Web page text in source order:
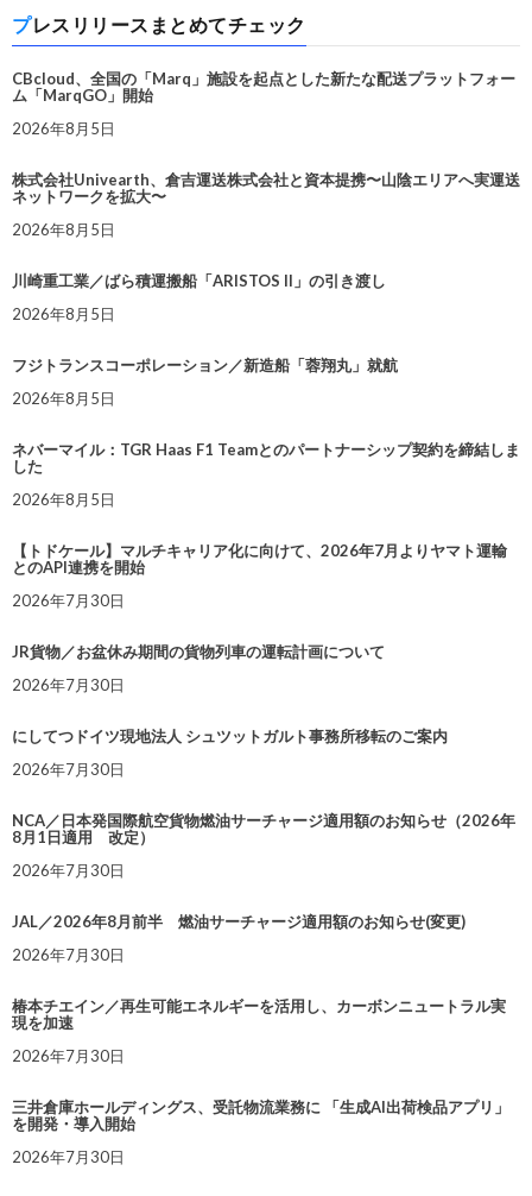
プレスリリースまとめてチェック
CBcloud、全国の「Marq」施設を起点とした新たな配送プラットフォー
ム「MarqGO」開始
2026年8月5日
株式会社Univearth、倉吉運送株式会社と資本提携〜山陰エリアへ実運送
ネットワークを拡大〜
2026年8月5日
川崎重工業／ばら積運搬船「ARISTOS II」の引き渡し
2026年8月5日
フジトランスコーポレーション／新造船「蓉翔丸」就航
2026年8月5日
ネバーマイル：TGR Haas F1 Teamとのパートナーシップ契約を締結しま
した
2026年8月5日
【トドケール】マルチキャリア化に向けて、2026年7月よりヤマト運輸
とのAPI連携を開始
2026年7月30日
JR貨物／お盆休み期間の貨物列車の運転計画について
2026年7月30日
にしてつドイツ現地法人 シュツットガルト事務所移転のご案内
2026年7月30日
NCA／日本発国際航空貨物燃油サーチャージ適用額のお知らせ（2026年
8月1日適用 改定）
2026年7月30日
JAL／2026年8月前半 燃油サーチャージ適用額のお知らせ(変更)
2026年7月30日
椿本チエイン／再生可能エネルギーを活用し、カーボンニュートラル実
現を加速
2026年7月30日
三井倉庫ホールディングス、受託物流業務に 「生成AI出荷検品アプリ」
を開発・導入開始
2026年7月30日